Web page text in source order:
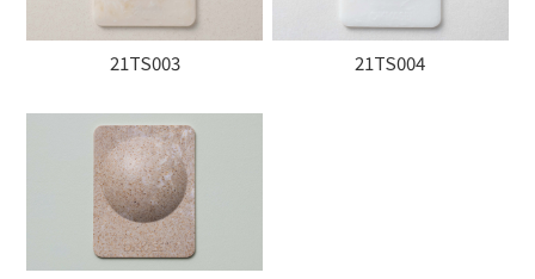
21TS003 21TS004